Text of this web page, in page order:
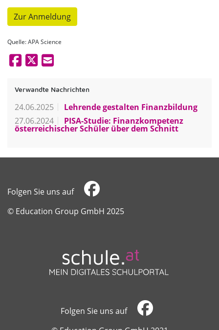
Zur Anmeldung
Quelle: APA Science
Verwandte Nachrichten
24.06.2025
Lehrende gestalten Finanzbildung
27.06.2024
PISA-Studie: Finanzkompetenz
österreichischer Schüler über dem Schnitt
Folgen Sie uns auf
​​​​​​​© Education Group GmbH 2025
Folgen Sie uns auf